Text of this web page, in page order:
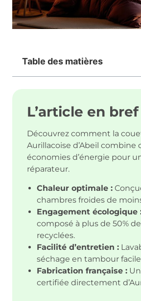
Table des matières
L’article en bref
Découvrez comment la
Aurillacoise d’Abeil combine
économies d’énergie pour
réparateur.
Chaleur optimale :
chambres froides de
Engagement écologique
composé à plus de 50%
recyclées.
Facilité d’entretien :
séchage en tambour
Fabrication française :
certifiée directement